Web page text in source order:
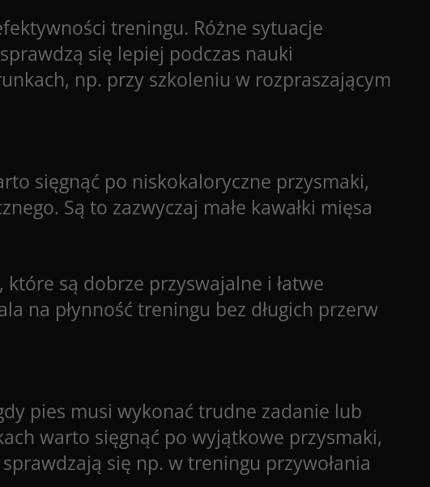
treningu. Różne sytuacje
się lepiej podczas nauki
np. przy szkoleniu w rozpraszającym
sięgnąć po niskokaloryczne przysmaki,
Są to zazwyczaj małe kawałki mięsa
są dobrze przyswajalne i łatwe
na płynność treningu bez długich przerw
pies musi wykonać trudne zadanie lub
warto sięgnąć po wyjątkowe przysmaki,
się np. w treningu przywołania